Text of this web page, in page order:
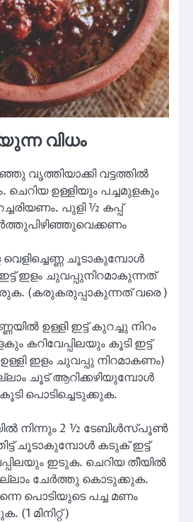
വിധം
വൃത്തിയാക്കി വട്ടത്തിൽ
ചെറിയ ഉള്ളിയും പച്ചമുളകും
പുളി ½ കപ്പ്
ചൂടാകുമ്പോൾ
ഇളം ചുവപ്പുനിറമാകുന്നത്
(കരുകരുപ്പാകുന്നത് വരെ )
ഉള്ളി ഇട്ട് കുറച്ചു നിറം
കറിവേപ്പിലയും കൂടി ഇട്ട്
ഇളം ചുവപ്പു നിറമാകണം)
ചൂട് ആറിക്കഴിയുമ്പോൾ
പൊടിച്ചെടുക്കുക.
നിന്നും 2 ½ ടേബിൾസ്പൂൺ
ചൂടാകുമ്പോൾ കടുക് ഇട്ട്
ഇടുക. ചെറിയ തീയിൽ
എല്ലാം ചേർത്തു കൊടുക്കുക.
പൊടിയുടെ പച്ച മണം
മിനിറ്റ് )